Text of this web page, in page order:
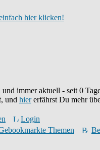
hier klicken!
immer aktuell - seit 0
und hiererfährst Du mehr
Login
Themen